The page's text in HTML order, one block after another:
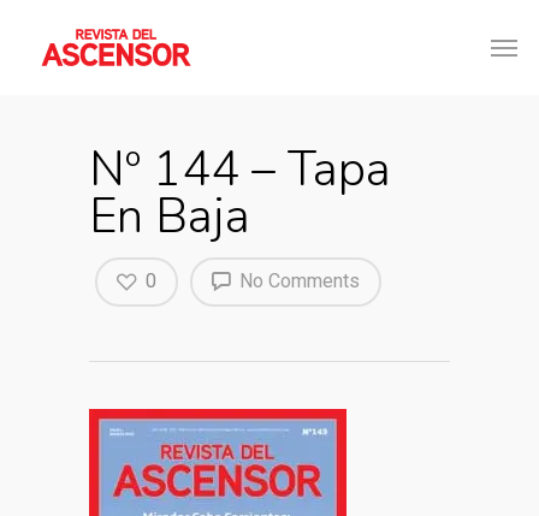
Nº 144 – Tapa
En Baja
No Comments
0